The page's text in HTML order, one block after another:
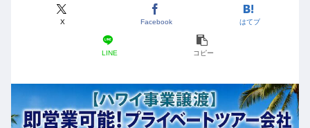
X Facebook はてブ
LINE コピー